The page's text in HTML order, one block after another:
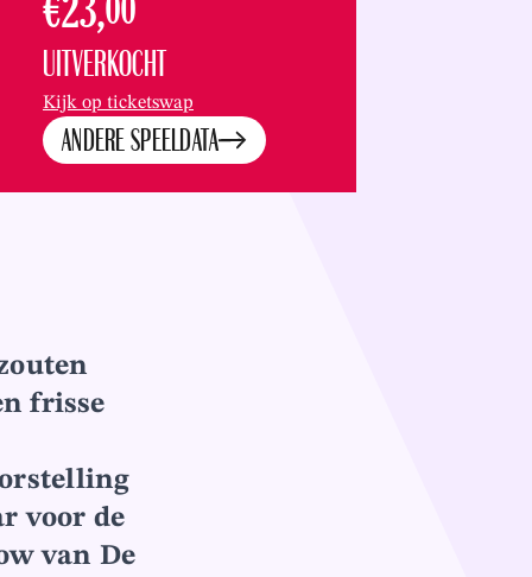
€23,00
UITVERKOCHT
Kijk op ticketswap
ANDERE SPEELDATA
frisse
voor de
van De